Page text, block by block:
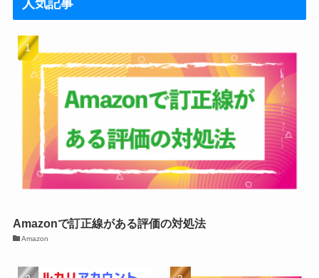
人気記事
Amazonで訂正線がある評価の対処法
Amazon